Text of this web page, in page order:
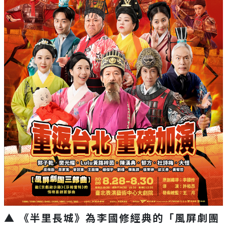
▲ 《半里長城》為李國修經典的「風屏劇團